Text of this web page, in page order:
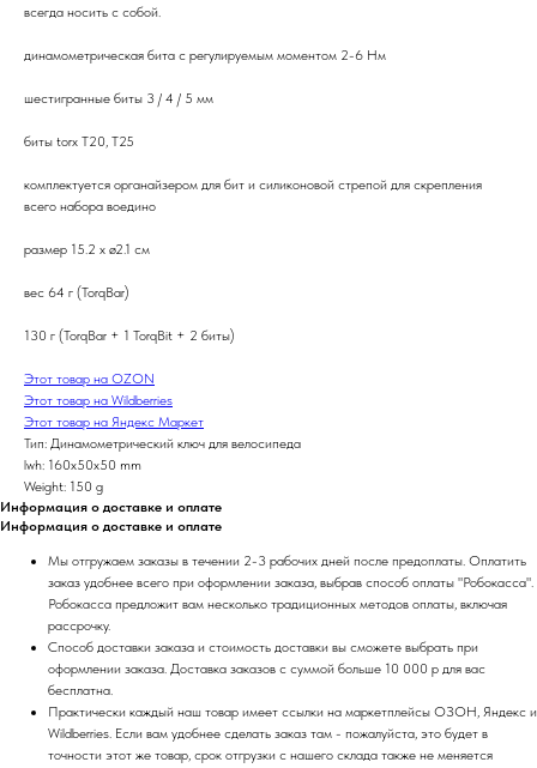
всегда носить с собой.
динамометрическая бита с регулируемым моментом 2-6 Нм
шестигранные биты 3 / 4 / 5 мм
биты torx T20, T25
комплектуется органайзером для бит и силиконовой стрепой для скрепления
всего набора воедино
размер 15.2 x ø2.1 см
вес 64 г (TorqBar)
130 г (TorqBar + 1 TorqBit + 2 биты)
Этот товар на OZON
Этот товар на Wildberries
Этот товар на Яндекс Маркет
Тип: Динамометрический ключ для велосипеда
lwh: 160x50x50 mm
Weight: 150 g
Информация о доставке и оплате
Информация о доставке и оплате
Мы отгружаем заказы в течении 2-3 рабочих дней после предоплаты. Оплатить
заказ удобнее всего при оформлении заказа, выбрав способ оплаты "Робокасса".
Робокасса предложит вам несколько традиционных методов оплаты, включая
рассрочку.
Способ доставки заказа и стоимость доставки вы сможете выбрать при
оформлении заказа. Доставка заказов с суммой больше 10 000 р для вас
бесплатна.
Практически каждый наш товар имеет ссылки на маркетплейсы ОЗОН, Яндекс и
Wildberries. Если вам удобнее сделать заказ там - пожалуйста, это будет в
точности этот же товар, срок отгрузки с нашего склада также не меняется